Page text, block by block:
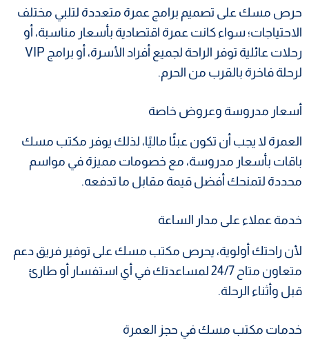
حرص مسك على تصميم برامج عمرة متعددة لتلبي مختلف
الاحتياجات؛ سواء كانت عمرة اقتصادية بأسعار مناسبة، أو
رحلات عائلية توفر الراحة لجميع أفراد الأسرة، أو برامج VIP
لرحلة فاخرة بالقرب من الحرم.
أسعار مدروسة وعروض خاصة
العمرة لا يجب أن تكون عبئًا ماليًا، لذلك يوفر مكتب مسك
باقات بأسعار مدروسة، مع خصومات مميزة في مواسم
محددة لتمنحك أفضل قيمة مقابل ما تدفعه.
خدمة عملاء على مدار الساعة
لأن راحتك أولوية، يحرص مكتب مسك على توفير فريق دعم
متعاون متاح 24/7 لمساعدتك في أي استفسار أو طارئ
قبل وأثناء الرحلة.
خدمات مكتب مسك في حجز العمرة